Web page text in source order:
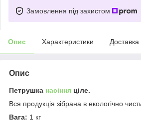
Замовлення під захистом
Опис Характеристики Доставка
Опис
Петрушка насіння ціле.
Вся продукція зібрана в екологічно
Вага: 1 кг